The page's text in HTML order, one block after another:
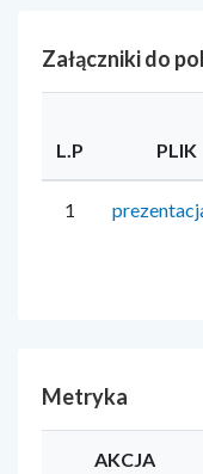
Załączniki do
L.P PLIK
1
Metryka
AKCJA